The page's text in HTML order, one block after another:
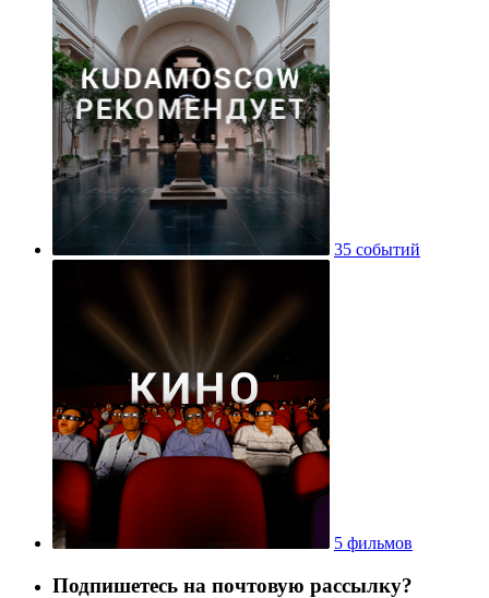
35 событий
5 фильмов
Подпишетесь на почтовую рассылку?